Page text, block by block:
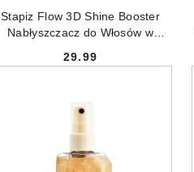
Stapiz Flow 3D Shine Booster
Nabłyszczacz do Włosów w
Cena:
29.99